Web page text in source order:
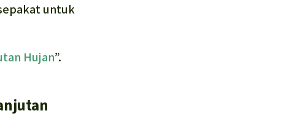
untuk
Hujan”.